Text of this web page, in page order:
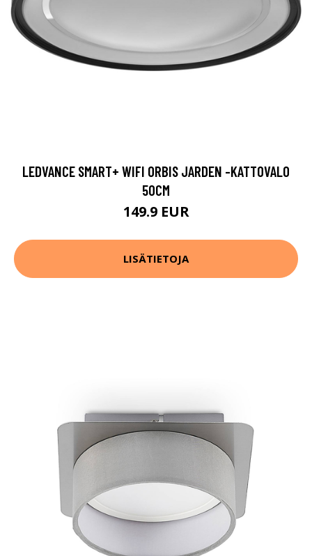
LEDVANCE SMART+ WIFI ORBIS JARDEN -KATTOVALO
50CM
149.9 EUR
LISÄTIETOJA